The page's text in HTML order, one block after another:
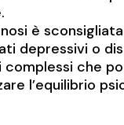
è
depressivi o
complessi che
l’equilibrio